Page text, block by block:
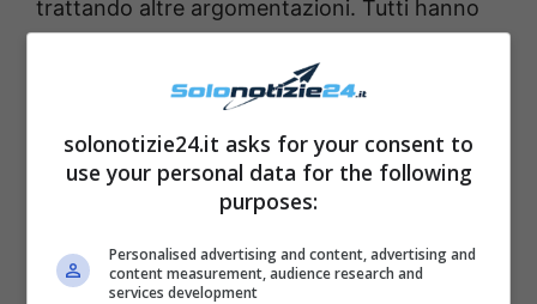
trattando altre argomentazioni. Tutti hanno
solonotizie24.it asks for your consent to
use your personal data for the following
purposes:
Personalised advertising and content, advertising and
content measurement, audience research and
services development